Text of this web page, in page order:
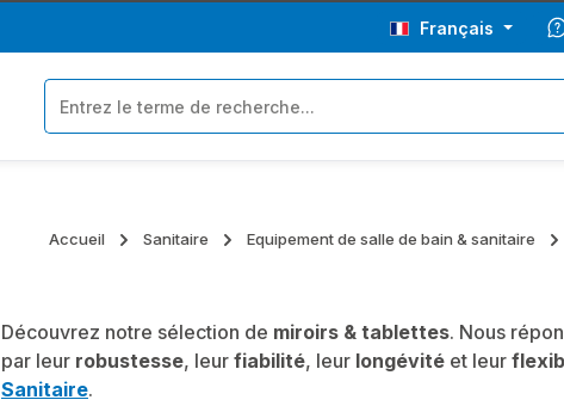
Français
Accueil Sanitaire Equipement de salle de bain & sanitaire
Découvrez notre sélection de miroirs & tablettes. Nous
par leur robustesse, leur fiabilité, leur longévité et leur
Sanitaire.